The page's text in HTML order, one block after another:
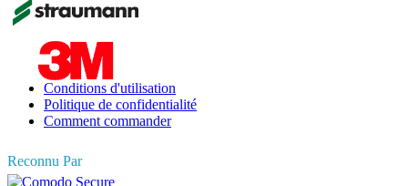
Informations
FAQ
Témoignages
Conditions d'utilisation
Politique de confidentialité
Comment commander
Reconnu Par